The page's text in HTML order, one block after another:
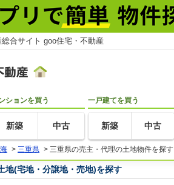
合サイト goo住宅・不動産
ションを買う
新築 中古
一戸建てを買う
新築 中古
> 三重県 > 三重県の売主・代理の土地物件を探す
地(宅地・分譲地・売地)を探す